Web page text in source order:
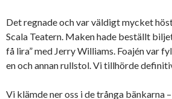
Det regnade och var väldigt mycket
Scala Teatern. Maken hade beställt
få lira” med Jerry Williams. Foajén var
en och annan rullstol. Vi tillhörde
Vi klämde ner oss i de trånga bänkarna